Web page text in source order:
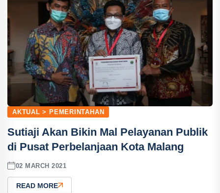
AKTUAL > PEMERINTAHAN
Sutiaji Akan Bikin Mal Pelayanan Publik
di Pusat Perbelanjaan Kota Malang
02 MARCH 2021
READ MORE